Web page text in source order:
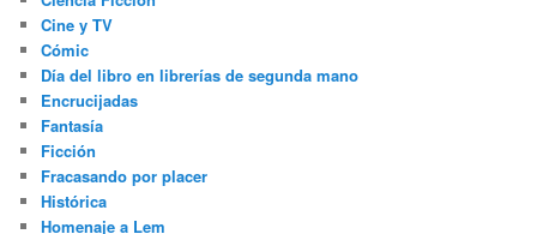
Cine y TV
Cómic
Día del libro en librerías de segunda mano
Encrucijadas
Fantasía
Ficción
Fracasando por placer
Histórica
Homenaje a Lem